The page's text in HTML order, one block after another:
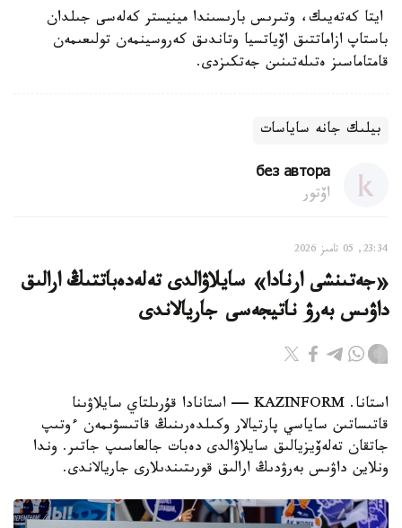
ايتا كەتەيىك، وتىرىس بارىسىندا مينيستر كەلەسى جىلدان
باستاپ ازاماتتىق اۆياتسيا وتاندىق كەروسينمەن تولىعىمەن
قامتاماسىز ەتىلەتىنىن جەتكىزدى.
بيلىك جانە ساياسات
без автора
اۆتور
23:34, 05 تامىز 2026
«جەتىنشى ارنادا» سايلاۋالدى تەلەدەباتتىڭ ارالىق
داۋىس بەرۋ ناتيجەسى جاريالاندى
استانا. KAZINFORM — استانادا قۇرىلتاي سايلاۋىنا
قاتىساتىن ساياسي پارتيالار وكىلدەرىنىڭ قاتىسۋىمەن ءوتىپ
جاتقان تەلەۆيزيالىق سايلاۋالدى دەبات جالعاسىپ جاتىر. وندا
ونلاين داۋىس بەرۋدىڭ ارالىق قورىتىندىلارى جاريالاندى.